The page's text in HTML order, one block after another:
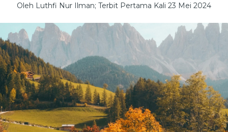
Oleh Luthfi Nur Ilman; Terbit Pertama Kali 23 Mei 2024